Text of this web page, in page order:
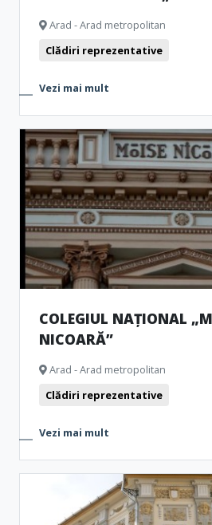
Arad - Arad metropolitan
Clădiri reprezentative
Vezi mai mult
COLEGIUL NAȚIONAL
NICOARĂ”
Arad - Arad metropolitan
Clădiri reprezentative
Vezi mai mult